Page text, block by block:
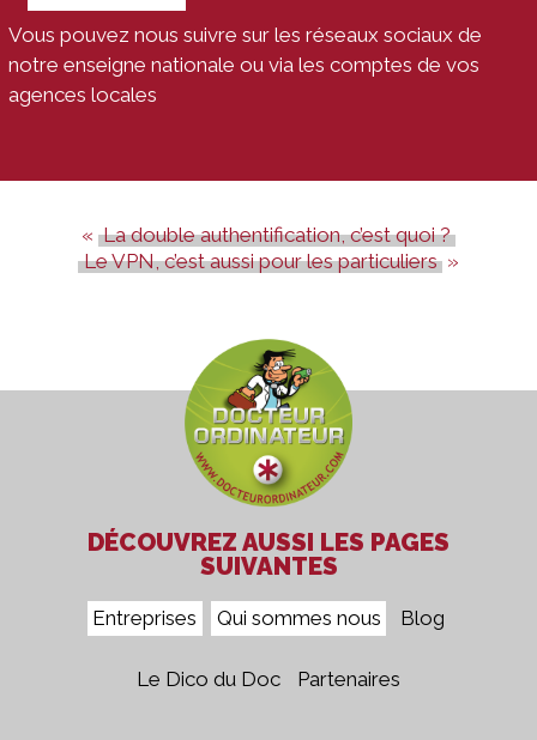
Vous pouvez nous suivre sur les réseaux sociaux de
notre enseigne nationale ou via les comptes de vos
agences locales
La double authentification, c’est quoi ?
Le VPN, c’est aussi pour les particuliers
DÉCOUVREZ AUSSI LES PAGES
SUIVANTES
Entreprises Qui sommes nous Blog
Le Dico du Doc Partenaires